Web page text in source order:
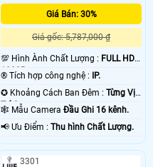
Giá Bán: 30%
Giá gốc: 5,787,000 ₫
💯 Hình Ành Chất Lượng : FULL HD
1080P .
®️ Tích hợp công nghệ : IP.
✪ Khoảng Cách Ban Đêm :Từng Vị
Trí Camera .
🕸️ Mẫu CameraĐầu Ghi 16 kênh.
️📢 Ưu Điểm :Thu hình Chất Lượng.
3301